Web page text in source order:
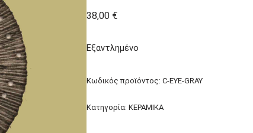
38,00 €
Εξαντλημένο
Κωδικός προϊόντος:C-EYE-GRAY
Κατηγορία:ΚΕΡΑΜΙΚΑ